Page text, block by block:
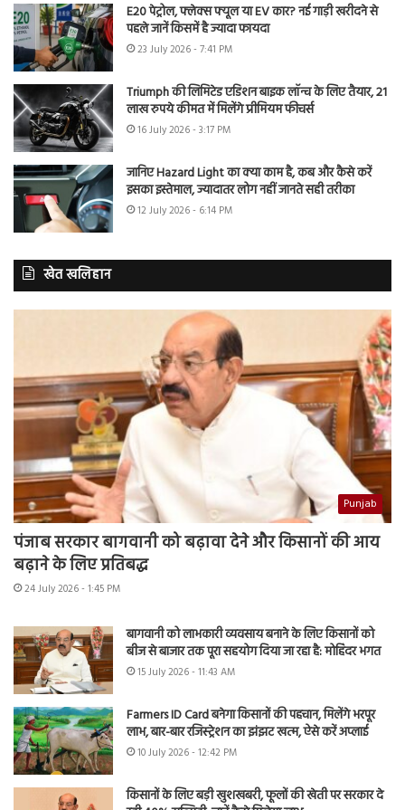
E20 पेट्रोल, फ्लेक्स फ्यूल या EV कार? नई गाड़ी खरीदने से
पहले जानें किसमें है ज्यादा फायदा
23 July 2026 - 7:41 PM
Triumph की लिमिटेड एडिशन बाइक लॉन्च के लिए तैयार, 21
लाख रुपये कीमत में मिलेंगे प्रीमियम फीचर्स
16 July 2026 - 3:17 PM
जानिए Hazard Light का क्या काम है, कब और कैसे करें
इसका इस्तेमाल, ज्यादातर लोग नहीं जानते सही तरीका
12 July 2026 - 6:14 PM
खेत खलिहान
Punjab
पंजाब सरकार बागवानी को बढ़ावा देने और किसानों की आय
बढ़ाने के लिए प्रतिबद्ध
24 July 2026 - 1:45 PM
बागवानी को लाभकारी व्यवसाय बनाने के लिए किसानों को
बीज से बाजार तक पूरा सहयोग दिया जा रहा है: मोहिंदर भगत
15 July 2026 - 11:43 AM
Farmers ID Card बनेगा किसानों की पहचान, मिलेंगे भरपूर
लाभ, बार-बार रजिस्ट्रेशन का झंझट खत्म, ऐसे करें अप्लाई
10 July 2026 - 12:42 PM
किसानों के लिए बड़ी खुशखबरी, फूलों की खेती पर सरकार दे